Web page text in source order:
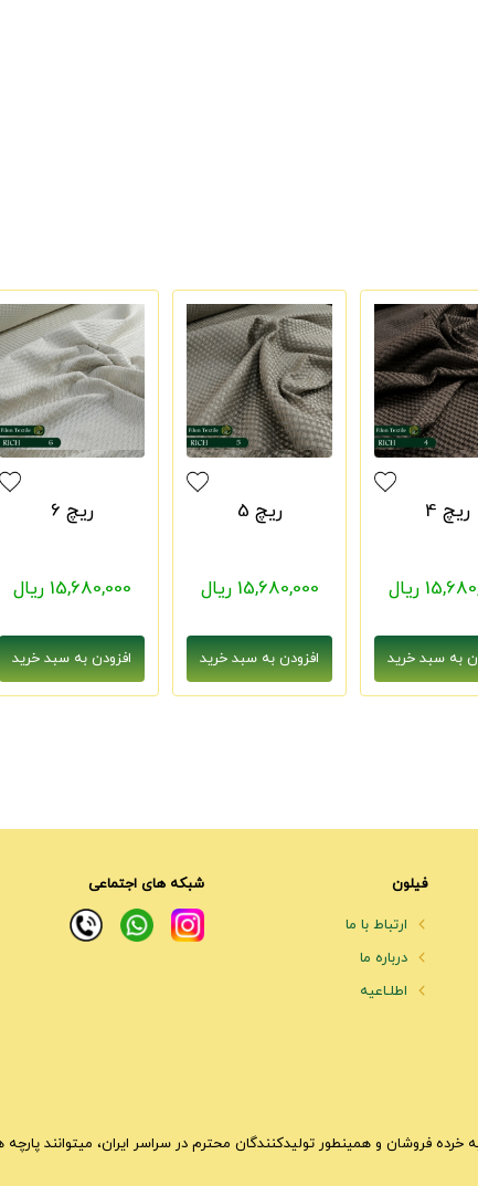
ریچ 4
ریال
ریچ 5
15,680,000 ریال
ریچ 6
15,680,000 ریال
فیلون
ارتباط با ما
درباره ما
اطلـاعیه
شبکه های اجتماعی
فروشان و همینطور تولیدکنندگان محترم در سراسر ایران، میتوانند